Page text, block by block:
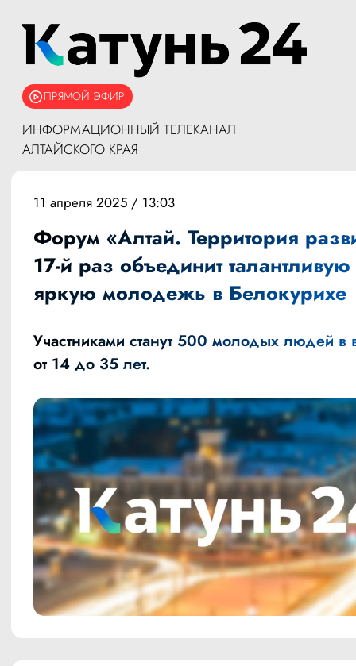
ПРЯМОЙ ЭФИР
ИНФОРМАЦИОННЫЙ ТЕЛЕКАНАЛ
АЛТАЙСКОГО КРАЯ
11 апреля 2025 / 13:03
Форум «Алтай. Территория
17-й раз объединит
яркую молодежь в Белокурихе
Участниками станут 500 молодых людей в
от 14 до 35 лет.